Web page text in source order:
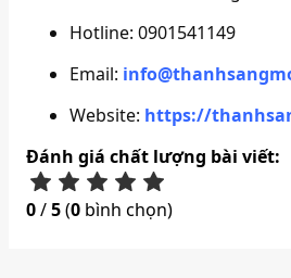
Hotline: 0901541149
Email:
Website: https://
Đánh giá chất lượng bài viết:
0/5(0 bình chọn)